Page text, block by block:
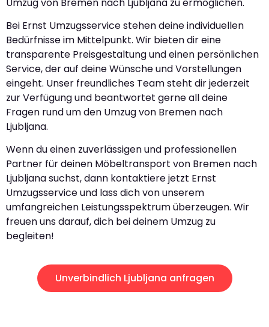
Bei Ernst Umzugsservice stehen deine individuellen
Bedürfnisse im Mittelpunkt. Wir bieten dir eine
transparente Preisgestaltung und einen persönlichen
Service, der auf deine Wünsche und Vorstellungen
eingeht. Unser freundliches Team steht dir jederzeit
zur Verfügung und beantwortet gerne all deine
Fragen rund um den Umzug von Bremen nach
Ljubljana.
Wenn du einen zuverlässigen und professionellen
Partner für deinen Möbeltransport von Bremen nach
Ljubljana suchst, dann kontaktiere jetzt Ernst
Umzugsservice und lass dich von unserem
umfangreichen Leistungsspektrum überzeugen. Wir
freuen uns darauf, dich bei deinem Umzug zu
begleiten!
Unverbindlich Ljubljana anfragen